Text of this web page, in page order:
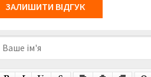
ЗАЛИШИТИ ВІДГУК